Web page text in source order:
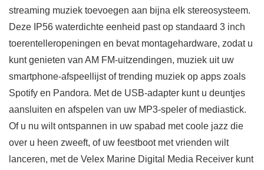
streaming muziek toevoegen aan bijna elk stereosysteem.
Deze IP56 waterdichte eenheid past op standaard 3 inch
toerentelleropeningen en bevat montagehardware, zodat u
kunt genieten van AM FM-uitzendingen, muziek uit uw
smartphone-afspeellijst of trending muziek op apps zoals
Spotify en Pandora. Met de USB-adapter kunt u deuntjes
aansluiten en afspelen van uw MP3-speler of mediastick.
Of u nu wilt ontspannen in uw spabad met coole jazz die
over u heen zweeft, of uw feestboot met vrienden wilt
lanceren, met de Velex Marine Digital Media Receiver kunt